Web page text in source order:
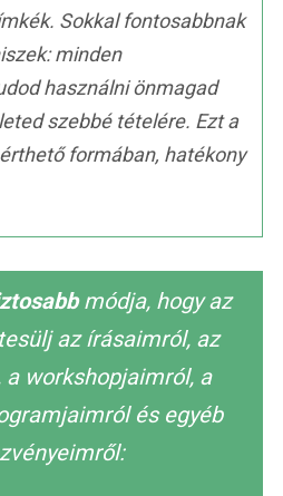
Sokkal fontosabbnak
minden
használni önmagad
szebbé tételére. Ezt a
formában, hatékony
módja, hogy az
az írásaimról, az
a workshopjaimról, a
és egyéb